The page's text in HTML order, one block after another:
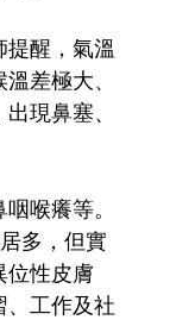
提醒，氣溫
差極大、
現鼻塞、
喉癢等。
多，但實
位性皮膚
、工作及社